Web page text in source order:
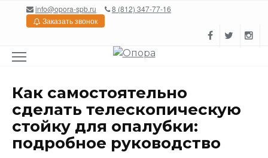
Перейтиinfo@opora-spb.ru
8 (812) 347-77-16
Заказать звонок
Как самостоятельно
сделать телескопическую
стойку для опалубки:
подробное руководство